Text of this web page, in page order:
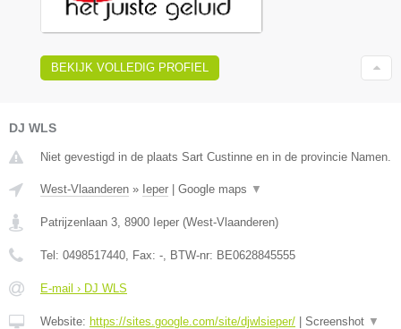
BEKIJK VOLLEDIG PROFIEL
DJ WLS
Niet gevestigd in de plaats Sart Custinne en in de provincie Namen.
West-Vlaanderen » Ieper Google maps ▼
Patrijzenlaan 3 8900 Ieper (West-Vlaanderen)
Tel: 0498517440 , Fax: - , BTW-nr: BE0628845555
E-mail › DJ WLS
Website: https://sites.google.com/site/djwlsieper/ Screenshot ▼